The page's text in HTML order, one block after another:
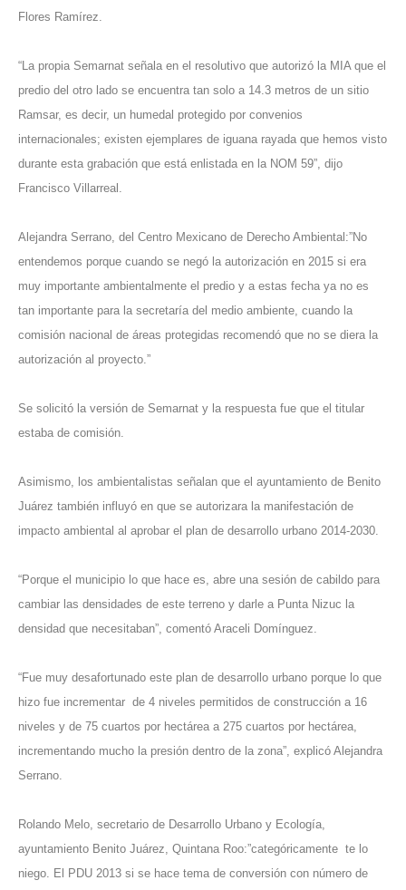
Flores Ramírez.
“La propia Semarnat señala en el resolutivo que autorizó la MIA que el
predio del otro lado se encuentra tan solo a 14.3 metros de un sitio
Ramsar, es decir, un humedal protegido por convenios
internacionales; existen ejemplares de iguana rayada que hemos visto
durante esta grabación que está enlistada en la NOM 59”, dijo
Francisco Villarreal.
Alejandra Serrano, del Centro Mexicano de Derecho Ambiental:”No
entendemos porque cuando se negó la autorización en 2015 si era
muy importante ambientalmente el predio y a estas fecha ya no es
tan importante para la secretaría del medio ambiente, cuando la
comisión nacional de áreas protegidas recomendó que no se diera la
autorización al proyecto.”
Se solicitó la versión de Semarnat y la respuesta fue que el titular
estaba de comisión.
Asimismo, los ambientalistas señalan que el ayuntamiento de Benito
Juárez también influyó en que se autorizara la manifestación de
impacto ambiental al aprobar el plan de desarrollo urbano 2014-2030.
“Porque el municipio lo que hace es, abre una sesión de cabildo para
cambiar las densidades de este terreno y darle a Punta Nizuc la
densidad que necesitaban”, comentó Araceli Domínguez.
“Fue muy desafortunado este plan de desarrollo urbano porque lo que
hizo fue incrementar de 4 niveles permitidos de construcción a 16
niveles y de 75 cuartos por hectárea a 275 cuartos por hectárea,
incrementando mucho la presión dentro de la zona”, explicó Alejandra
Serrano.
Rolando Melo, secretario de Desarrollo Urbano y Ecología,
ayuntamiento Benito Juárez, Quintana Roo:”categóricamente te lo
niego. El PDU 2013 si se hace tema de conversión con número de